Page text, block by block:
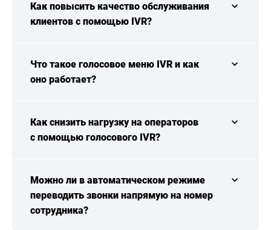
Как повысить качество обслуживания
клиентов с помощью IVR?
Что такое голосовое меню IVR и как
оно работает?
Как снизить нагрузку на операторов
с помощью голосового IVR?
Можно ли в автоматическом режиме
переводить звонки напрямую на номер
сотрудника?